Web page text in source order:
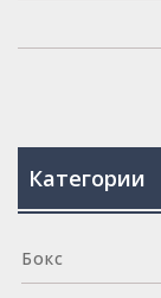
Категории
Бокс